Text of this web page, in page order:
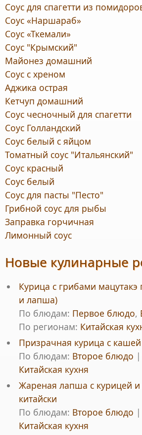
Соус для спагетти из
Соус «Наршараб»
Соус «Ткемали»
Соус "Крымский"
Майонез домашний
Соус с хреном
Аджика острая
Кетчуп домашний
Соус чесночный для спагетти
Соус Голландский
Соус белый с яйцом
Томатный соус "Итальянский"
Соус красный
Соус белый
Соус для пасты "Песто"
Грибной соус для рыбы
Заправка горчичная
Лимонный соус
Новые кулинарные
Курица с грибами мацутакэ
и лапша)
По блюдам: Первое блюдо,
По регионам: Китайская
Призрачная курица с
По блюдам: Второе блюдо |
Китайская кухня
Жареная лапша с курицей и
китайски
По блюдам: Второе блюдо |
Китайская кухня